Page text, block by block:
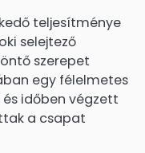
teljesítménye
selejtező
szerepet
egy félelmetes
és időben végzett
a csapat